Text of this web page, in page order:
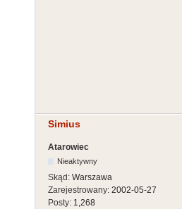
Simius
Atarowiec
Nieaktywny
Skąd: Warszawa
Zarejestrowany: 2002-05-27
Posty: 1,268